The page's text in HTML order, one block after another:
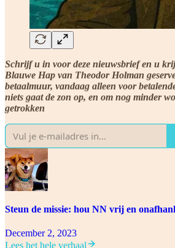
Schrijf u in voor deze nieuwsbrief en u
Blauwe Hap van Theodor Holman
betaalmuur, vandaag alleen voor
niets gaat de zon op, en om nog minder
getrokken
Steun de missie: hou NN vrij en
December 2, 2023
Lees het hele verhaal